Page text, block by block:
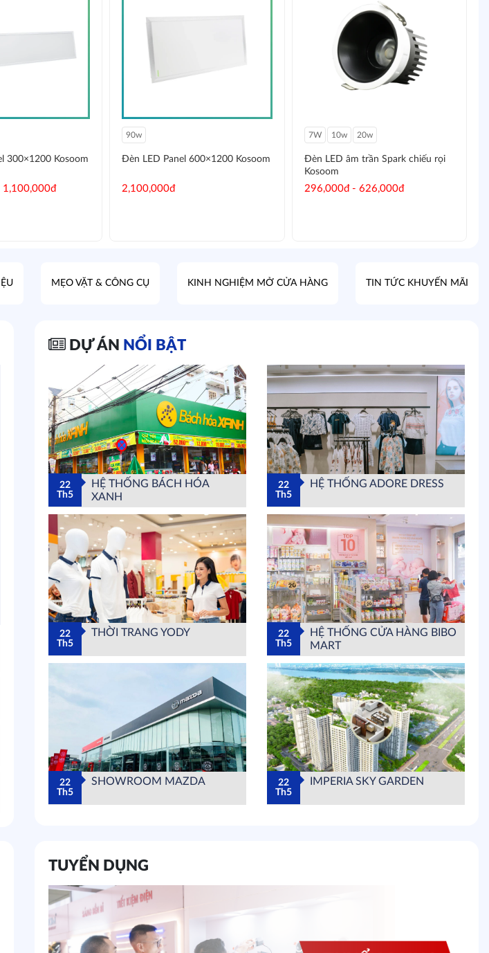
300×1200 Kosoom
1,100,000đ
90w
Đèn LED Panel 600×1200 Kosoom
2,100,000đ
7W 10w 20w
Đèn LED âm trần Spark chiếu rọi
Kosoom
296,000đ - 626,000đ
MẸO VẶT & CÔNG CỤ KINH NGHIỆM MỞ CỬA HÀNG TIN TỨC KHUYẾN MÃI
DỰ ÁN NỔI BẬT
22
Th5
HỆ THỐNG BÁCH HÓA
XANH
22
Th5
HỆ THỐNG ADORE DRESS
22
Th5
THỜI TRANG YODY
22
Th5
HỆ THỐNG CỬA HÀNG BIBO
MART
22
Th5
SHOWROOM MAZDA
22
Th5
IMPERIA SKY GARDEN
TUYỂN DỤNG